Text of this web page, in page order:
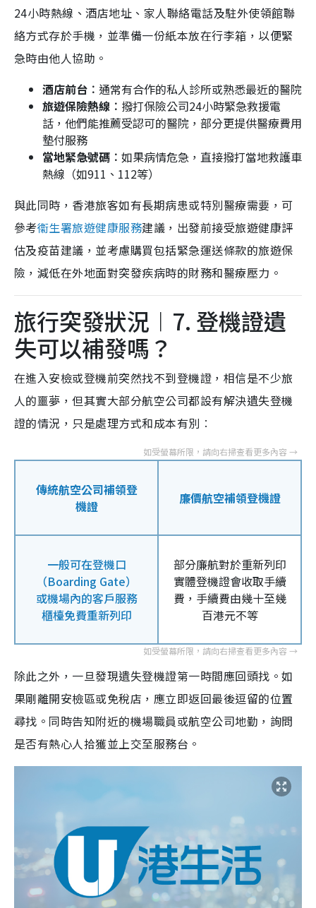
24小時熱線、酒店地址、家人聯絡電話及駐外使領館聯
絡方式存於手機，並準備一份紙本放在行李箱，以便緊
急時由他人協助。
酒店前台︰ 通常有合作的私人診所或熟悉最近的醫院
旅遊保險熱線︰ 撥打保險公司24小時緊急救援電
話，他們能推薦受認可的醫院，部分更提供醫療費用
墊付服務
當地緊急號碼︰ 如果病情危急，直接撥打當地救護車
熱線（如911、112等）
與此同時，香港旅客如有長期病患或特別醫療需要，可
參考衞生署旅遊健康服務建議，出發前接受旅遊健康評
估及疫苗建議，並考慮購買包括緊急運送條款的旅遊保
險，減低在外地面對突發疾病時的財務和醫療壓力。
旅行突發狀況︱7. 登機證遺
失可以補發嗎？
在進入安檢或登機前突然找不到登機證，相信是不少旅
人的噩夢，但其實大部分航空公司都設有解決遺失登機
證的情況，只是處理方式和成本有別︰
傳統航空公司補領登
機證
廉價航空補領登機證
一般可在登機口
（Boarding Gate）
或機場內的客戶服務
櫃檯免費重新列印
部分廉航對於重新列印
實體登機證會收取手續
費，手續費由幾十至幾
百港元不等
除此之外，一旦發現遺失登機證第一時間應回頭找。如
果剛離開安檢區或免稅店，應立即返回最後逗留的位置
尋找。同時告知附近的機場職員或航空公司地勤，詢問
是否有熱心人拾獲並上交至服務台。